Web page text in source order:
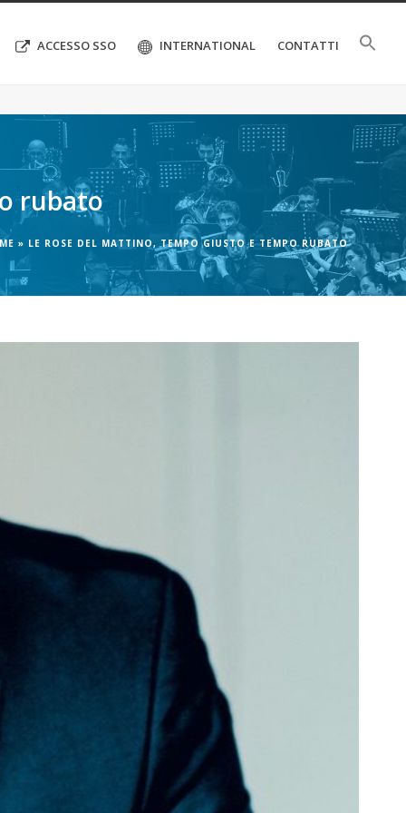
ACCESSO SSO INTERNATIONAL CONTATTI
rubato
» LE ROSE DEL MATTINO, TEMPO GIUSTO E TEMPO RUBATO